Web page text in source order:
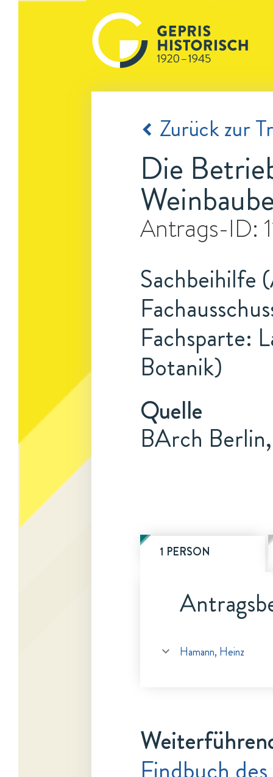
Zurück zur
Die
Antrags-ID:
Sachbeihilfe
Fachsparte:
Botanik)
Quelle
BArch
1 PERSON
Hamann, Heinz